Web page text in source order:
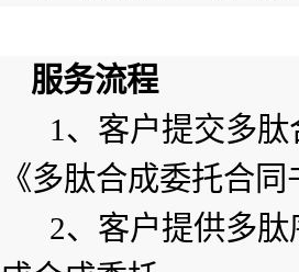
服务流程
1、客户提交多
《多肽合成委托合同
2、客户提供多